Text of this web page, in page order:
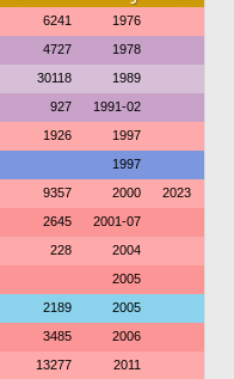
6241 1976
4727 1978
30118 1989
927 1991-02
1926 1997
1997
9357 2000 2023
2645 2001-07
228 2004
2005
2189 2005
3485 2006
13277 2011